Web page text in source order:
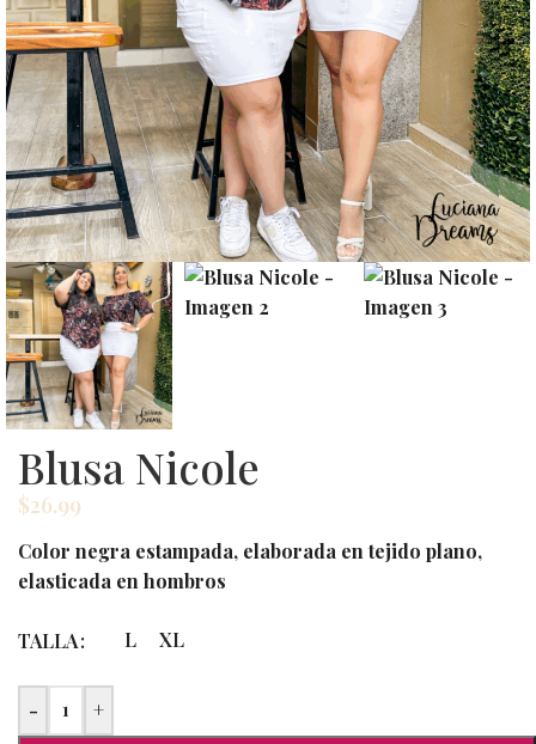
Blusa Nicole
$26.99
Color negra estampada, elaborada en tejido plano,
elasticada en hombros
TALLA L XL
- +